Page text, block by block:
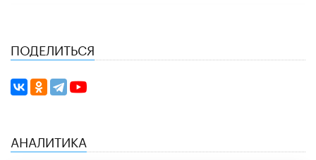
ПОДЕЛИТЬСЯ
АНАЛИТИКА